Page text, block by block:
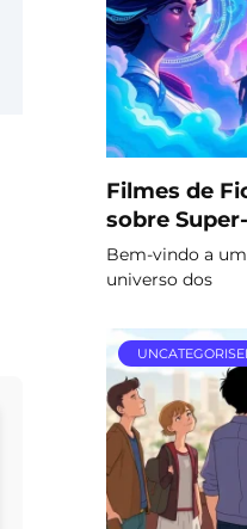
Filmes de
sobre
Bem-vindo a
universo dos